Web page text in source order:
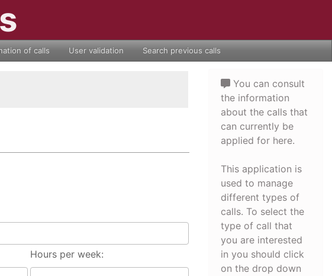
of calls User validation Search previous calls
Hours per week:
You can consult
the information
about the calls that
can currently be
applied for here.
This application is
used to manage
different types of
calls. To select the
type of call that
you are interested
in you should click
on the drop down